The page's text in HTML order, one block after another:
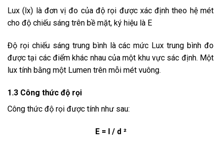
Lux (lx) là đơn vị đo của độ rọi được xác định theo hệ mét
cho độ chiếu sáng trên bề mặt, ký hiệu là E
Độ rọi chiếu sáng trung bình là các mức Lux trung bình đo
được tại các điểm khác nhau của một khu vực sác định. Một
lux tính bằng một Lumen trên mỗi mét vuông.
1.3 Công thức độ rọi
Công thức độ rọi được tính như sau:
E = I / d ²